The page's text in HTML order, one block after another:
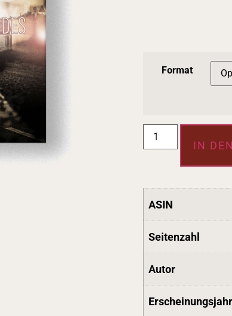
Format
IN
ASIN
Seitenzahl
Autor
Erscheinungsjahr